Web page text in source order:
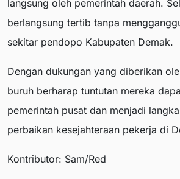
langsung oleh pemerintah daerah.
berlangsung tertib tanpa
sekitar pendopo Kabupaten Demak.
Dengan dukungan yang diberikan
buruh berharap tuntutan mereka
pemerintah pusat dan menjadi
perbaikan kesejahteraan pekerja di
Kontributor: Sam/Red